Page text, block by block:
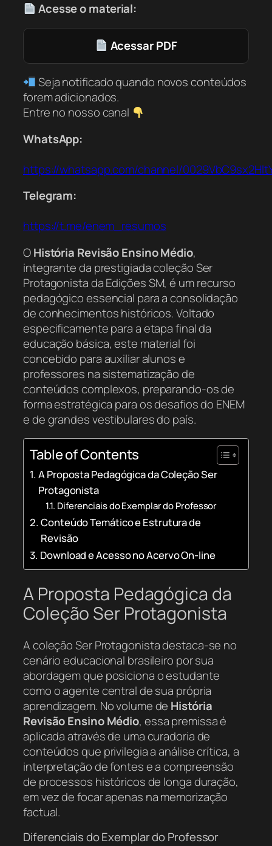
Acesse o material:
Acessar PDF
Seja notificado quando novos conteúdos
forem adicionados.
Entre no nosso canal
WhatsApp:
https://whatsapp.com/channel/
Telegram:
https://t.me/enem_resumos
OHistória Revisão Ensino Médio,
integrante da prestigiada coleçãoSer
Protagonistada Edições SM, é um recurso
pedagógico essencial para a consolidação
de conhecimentos históricos. Voltado
especificamente para a etapa final da
educação básica, este material foi
concebido para auxiliar alunos e
professores na sistematização de
conteúdos complexos, preparando-os de
forma estratégica para os desafios do ENEM
e de grandes vestibulares do país.
Table of Contents
A Proposta Pedagógica da Coleção Ser
Protagonista
Diferenciais do Exemplar do Professor
Conteúdo Temático e Estrutura de
Revisão
Download e Acesso no Acervo On-line
A Proposta Pedagógica da
Coleção Ser Protagonista
A coleçãoSer Protagonistadestaca-se no
cenário educacional brasileiro por sua
abordagem que posiciona o estudante
como o agente central de sua própria
aprendizagem. No volume de História
Revisão Ensino Médio, essa premissa é
aplicada através de uma curadoria de
conteúdos que privilegia a análise crítica, a
interpretação de fontes e a compreensão
de processos históricos de longa duração,
em vez de focar apenas na memorização
factual.
Diferenciais do Exemplar do Professor